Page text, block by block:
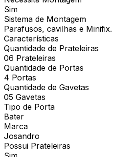
Sim
Sistema de Montagem
Parafusos, cavilhas e Minifix.
Características
Quantidade de Prateleiras
06 Prateleiras
Quantidade de Portas
4 Portas
Quantidade de Gavetas
05 Gavetas
Tipo de Porta
Bater
Marca
Josandro
Possui Prateleiras